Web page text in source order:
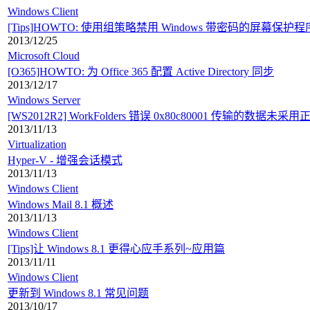
Windows Client
[Tips]HOWTO: 使用组策略禁用 Windows 带密码的屏幕保护程
2013/12/25
Microsoft Cloud
[O365]HOWTO: 为 Office 365 配置 Active Directory 同步
2013/12/17
Windows Server
[WS2012R2] WorkFolders 错误 0x80c80001 传输的数据未采用
2013/11/13
Virtualization
Hyper-V - 增强会话模式
2013/11/13
Windows Client
Windows Mail 8.1 概述
2013/11/13
Windows Client
[Tips]让 Windows 8.1 更得心应手系列~应用篇
2013/11/11
Windows Client
更新到 Windows 8.1 常见问题
2013/10/17